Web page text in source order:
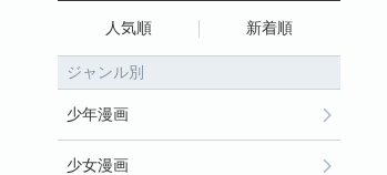
人気順 新着順
ジャンル別
少年漫画
少女漫画